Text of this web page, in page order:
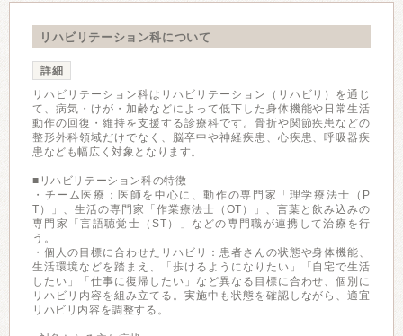
リハビリテーション科について
詳細
リハビリテーション科はリハビリテーション（リハビリ）を通じ
て、病気・けが・加齢などによって低下した身体機能や日常生活
動作の回復・維持を支援する診療科です。骨折や関節疾患などの
整形外科領域だけでなく、脳卒中や神経疾患、心疾患、呼吸器疾
患なども幅広く対象となります。
■リハビリテーション科の特徴
・チーム医療：医師を中心に、動作の専門家「理学療法士（P
T）」、生活の専門家「作業療法士（OT）」、言葉と飲み込みの
専門家「言語聴覚士（ST）」などの専門職が連携して治療を行
う。
・個人の目標に合わせたリハビリ：患者さんの状態や身体機能、
生活環境などを踏まえ、「歩けるようになりたい」「自宅で生活
したい」「仕事に復帰したい」など異なる目標に合わせ、個別に
リハビリ内容を組み立てる。実施中も状態を確認しながら、適宜
リハビリ内容を調整する。